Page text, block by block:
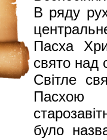
В ряду
Пасха
свято над
Світле
Пасхою
було